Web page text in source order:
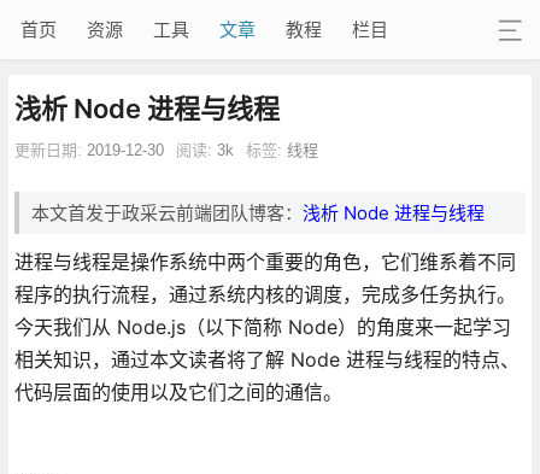
首页 资源 工具 文章 教程 栏目
浅析 Node 进程与线程
更新日期: 2019-12-30 阅读: 3k 标签: 线程
本文首发于政采云前端团队博客： 浅析 Node 进程与线程
进程与线程是操作系统中两个重要的角色，它们维系着不同
程序的执行流程，通过系统内核的调度，完成多任务执行。
今天我们从 Node.js（以下简称 Node）的角度来一起学习
相关知识，通过本文读者将了解 Node 进程与线程的特点、
代码层面的使用以及它们之间的通信。